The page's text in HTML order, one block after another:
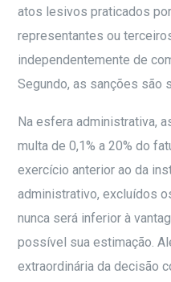
atos lesivos praticados
representantes ou
independentemente de
Segundo, as sanções são
Na esfera administrativa,
multa de 0,1% a 20% do
exercício anterior ao da
administrativo, excluídos
nunca será inferior à
possível sua estimação.
extraordinária da decisão